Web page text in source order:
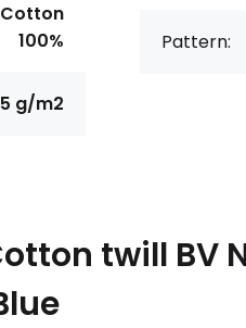
Cotton
100%
g/m2
Pattern:
twill BV